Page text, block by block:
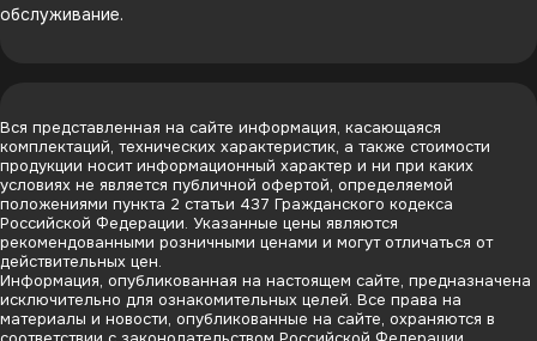
обслуживание.
Вся представленная на сайте информация, касающаяся
комплектаций, технических характеристик, а также стоимости
продукции носит информационный характер и ни при каких
условиях не является публичной офертой, определяемой
положениями пункта 2 статьи 437 Гражданского кодекса
Российской Федерации. Указанные цены являются
рекомендованными розничными ценами и могут отличаться от
действительных цен.
Информация, опубликованная на настоящем сайте, предназначена
исключительно для ознакомительных целей. Все права на
материалы и новости, опубликованные на сайте, охраняются в